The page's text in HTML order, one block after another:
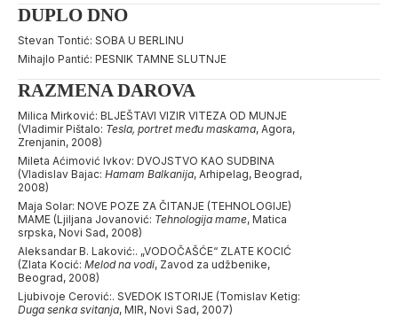
DUPLO DNO
Stevan Tontić: SOBA U BERLINU
Mihajlo Pantić: PESNIK TAMNE SLUTNJE
RAZMENA DAROVA
Milica Mirković: BLJEŠTAVI VIZIR VITEZA OD MUNJE
(Vladimir Pištalo: Tesla, portret među maskama, Agora,
Zrenjanin, 2008)
Mileta Aćimović Ivkov: DVOJSTVO KAO SUDBINA
(Vladislav Bajac: Hamam Balkanija, Arhipelag, Beograd,
2008)
Maja Solar: NOVE POZE ZA ČITANJE (TEHNOLOGIJE)
MAME (Ljiljana Jovanović: Tehnologija mame, Matica
srpska, Novi Sad, 2008)
Aleksandar B. Laković:. „VODOČAŠĆE“ ZLATE KOCIĆ
(Zlata Kocić: Melod na vodi, Zavod za udžbenike,
Beograd, 2008)
Ljubivoje Cerović:. SVEDOK ISTORIJE (Tomislav Ketig:
Duga senka svitanja, MIR, Novi Sad, 2007)